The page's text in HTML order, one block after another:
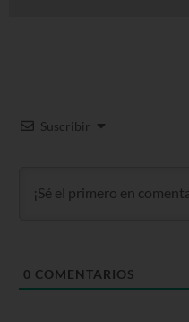
Suscribir
0 COMENTARIOS